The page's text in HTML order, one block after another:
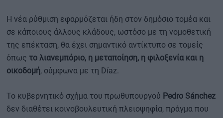
Η νέα ρύθμιση εφαρμόζεται ήδη στον δημόσιο τομέα και
σε κάποιους άλλους κλάδους, ωστόσο με τη νομοθετική
της επέκταση, θα έχει σημαντικό αντίκτυπο σε τομείς
όπως το λιανεμπόριο, η μεταποίηση, η φιλοξενία και η
οικοδομή, σύμφωνα με τη Díaz.
Το κυβερνητικό σχήμα του πρωθυπουργού Pedro Sánchez
δεν διαθέτει κοινοβουλευτική πλειοψηφία, πράγμα που